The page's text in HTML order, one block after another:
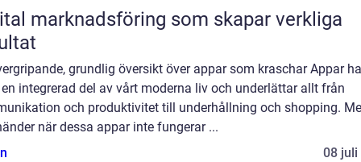
marknadsföring som skapar verkliga
grundlig översikt över appar som kraschar Appar
integrerad del av vårt moderna liv och underlättar allt från
och produktivitet till underhållning och shopping.
när dessa appar inte fungerar ...
08 juli